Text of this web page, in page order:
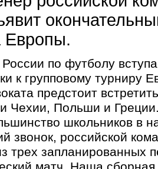
Европы.
по футболу
к групповому турниру
предстоит
Чехии, Польши и
школьников в
звонок, российской
трех запланированных